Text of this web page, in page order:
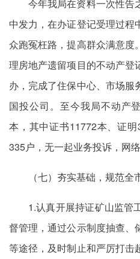
今年我局在资料一次性告
中发力，在办证登记受理过
众跑冤枉路，提高群众满意度
理房地产遗留项目的不动产登
办，完成了住保中心、市场服
国投公司。至今我局不动产
本，其中证书11772本、证
335户，无一起业务投诉，网
（七）夯实基础，规范
1.认真开展持证矿山监管
督管理，通过公示制度抽查、
等途径，及时制止和严厉打击